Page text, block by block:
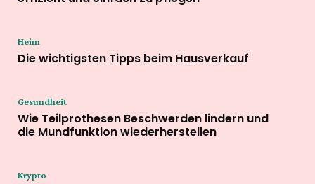
Heim
Die wichtigsten Tipps beim Hausverkauf
Gesundheit
Wie Teilprothesen Beschwerden lindern und
die Mundfunktion wiederherstellen
Krypto